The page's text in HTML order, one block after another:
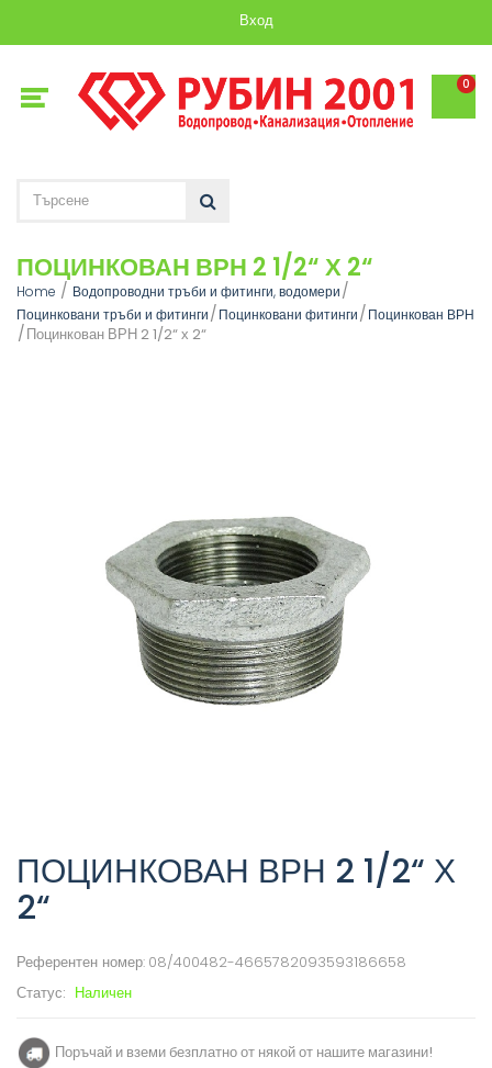
Вход
0
ПОЦИНКОВАН ВРН 2 1/2“ Х 2“
Home
Водопроводни тръби и фитинги, водомери
Поцинковани тръби и фитинги
Поцинковани фитинги Поцинкован ВРН
Поцинкован ВРН 2 1/2“ х 2“
ПОЦИНКОВАН ВРН 2 1/2“ Х
2“
Референтен номер: 08/400482-4665782093593186658
Статус: Наличен
Поръчай и вземи безплатно от някой от нашите магазини!